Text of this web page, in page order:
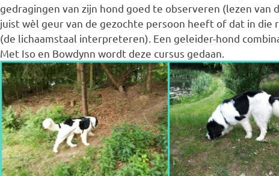
gedragingen van zijn hond goed te observeren (lezen van
juist wèl geur van de gezochte persoon heeft of dat in
(de lichaamstaal interpreteren). Een geleider-hond
Met Iso en Bowdynn wordt deze cursus gedaan.